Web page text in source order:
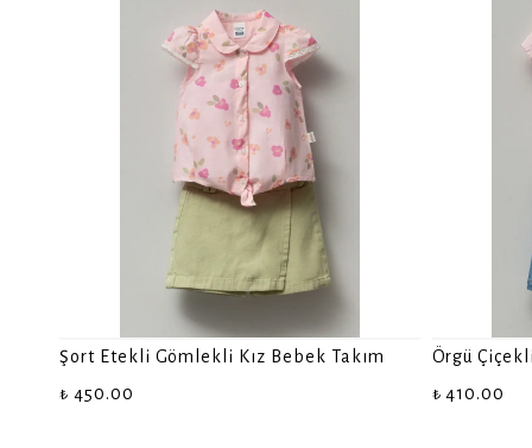
Şort Etekli Gömlekli Kız Bebek Takım
₺ 450.00
Örgü
₺ 410.00